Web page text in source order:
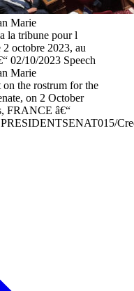
Marie
la tribune pour l
octobre 2023, au
02/10/2023 Speech
Marie
on the rostrum for the
on 2 October
FRANCE â€“